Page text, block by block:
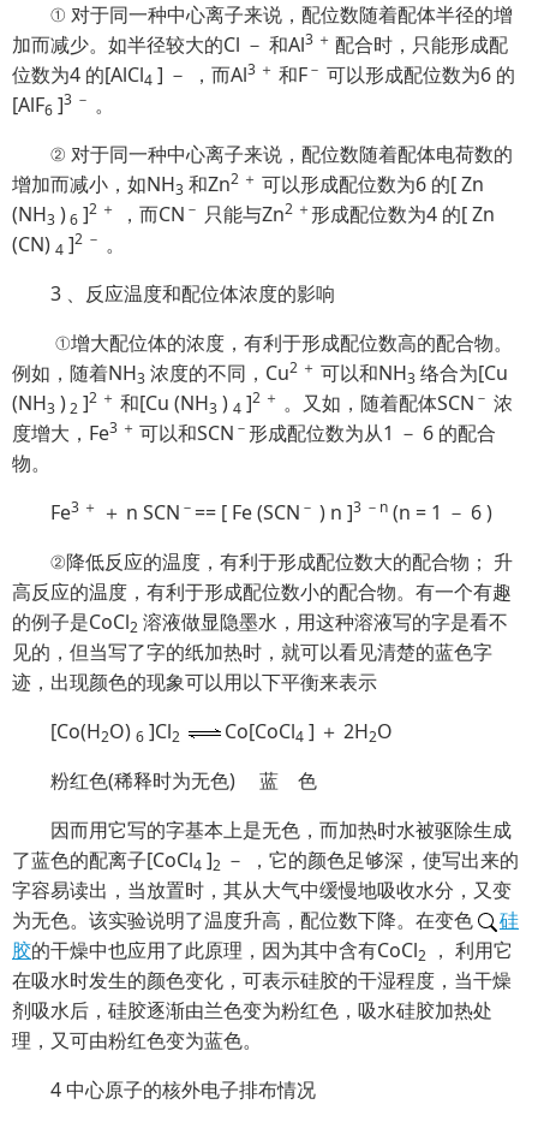
① 对于同一种中心离子来说，配位数随着配体半径的增
加而减少。如半径较大的Cl － 和Al3 ＋ 配合时，只能形成配
位数为4 的[AlCl4 ] － ，而Al3 ＋ 和F－ 可以形成配位数为6 的
[AlF6 ]3 － 。
② 对于同一种中心离子来说，配位数随着配体电荷数的
增加而减小，如NH3 和Zn2 ＋ 可以形成配位数为6 的[ Zn
(NH3 )6 ]2 ＋ ，而CN － 只能与Zn2 ＋形成配位数为4 的[ Zn
(CN) 4 ]2 － 。
3 、反应温度和配位体浓度的影响
①增大配位体的浓度，有利于形成配位数高的配合物。
例如，随着NH3 浓度的不同，Cu2 ＋ 可以和NH3 络合为[Cu
(NH3 )2 ]2 ＋ 和[Cu (NH3 ) 4 ]2 ＋ 。又如，随着配体SCN － 浓
度增大，Fe3 ＋ 可以和SCN －形成配位数为从1 － 6 的配合
物。
Fe3 ＋ ＋ n SCN － == [ Fe (SCN － ) n ]3 －n (n = 1 － 6 )
②降低反应的温度，有利于形成配位数大的配合物； 升
高反应的温度，有利于形成配位数小的配合物。有一个有趣
的例子是CoCl2 溶液做显隐墨水，用这种溶液写的字是看不
见的，但当写了字的纸加热时，就可以看见清楚的蓝色字
迹，出现颜色的现象可以用以下平衡来表示
[Co(H2O) 6 ]Cl2 Co[CoCl4 ] ＋ 2H2O
粉红色(稀释时为无色) 蓝 色
因而用它写的字基本上是无色，而加热时水被驱除生成
了蓝色的配离子[CoCl4 ]2 － ，它的颜色足够深，使写出来的
字容易读出，当放置时，其从大气中缓慢地吸收水分，又变
为无色。该实验说明了温度升高，配位数下降。在变色
硅
胶的干燥中也应用了此原理，因为其中含有CoCl2
， 利用它
在吸水时发生的颜色变化，可表示硅胶的干湿程度，当干燥
剂吸水后，硅胶逐渐由兰色变为粉红色，吸水硅胶加热处
理，又可由粉红色变为蓝色。
4 中心原子的核外电子排布情况